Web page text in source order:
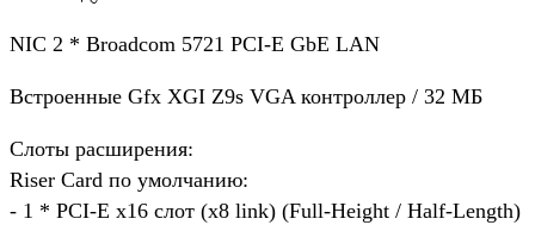
NIC 2 * Broadcom 5721 PCI-E GbE LAN
Встроенные Gfx XGI Z9s VGA контроллер / 32 МБ
Слоты расширения:
Riser Card по умолчанию:
- 1 * PCI-E x16 слот (x8 link) (Full-Height / Half-Length)